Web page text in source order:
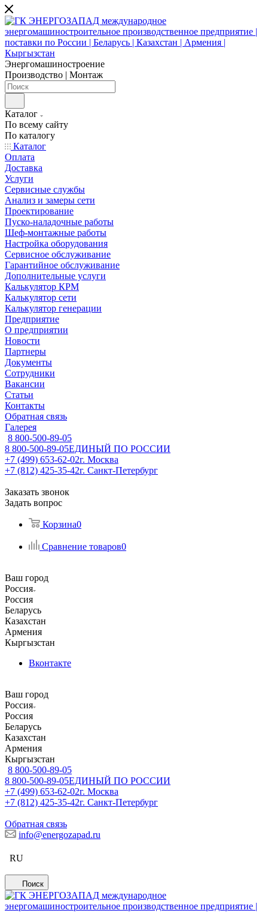
Энергомашиностроение
Производство | Монтаж
Каталог
По всему сайту
По каталогу
Каталог
Оплата
Доставка
Услуги
Сервисные службы
Анализ и замеры сети
Проектирование
Пуско-наладочные работы
Шеф-монтажные работы
Настройка оборудования
Сервисное обслуживание
Гарантийное обслуживание
Дополнительные услуги
Калькулятор КРМ
Калькулятор сети
Калькулятор генерации
Предприятие
О предприятии
Новости
Партнеры
Документы
Сотрудники
Вакансии
Статьи
Контакты
Обратная связь
Галерея
8 800-500-89-05
8 800-500-89-05ЕДИНЫЙ ПО РОССИИ
+7 (499) 653-62-02г. Москва
+7 (812) 425-35-42г. Санкт-Петербург
Заказать звонок
Задать вопрос
Корзина0
Сравнение товаров0
Ваш город
Россия
Россия
Беларусь
Казахстан
Армения
Кыргызстан
Вконтакте
Ваш город
Россия
Россия
Беларусь
Казахстан
Армения
Кыргызстан
8 800-500-89-05
8 800-500-89-05ЕДИНЫЙ ПО РОССИИ
+7 (499) 653-62-02г. Москва
+7 (812) 425-35-42г. Санкт-Петербург
Обратная связь
info@energozapad.ru
RU
Поиск